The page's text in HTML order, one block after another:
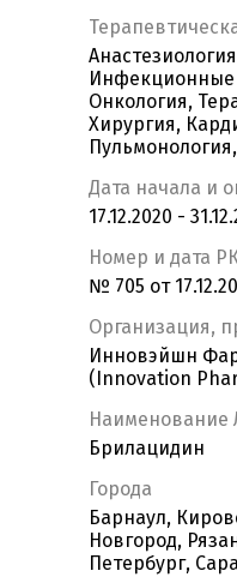
Инфекционные
Онкология,
Хирургия,
Дата начала и
17.12.2020 -
Номер и дата
№ 705 от
Организация,
Инновэйшн
(Innovation
Наименование
Брилацидин
Города
Барнаул,
Новгород,
Петербург,